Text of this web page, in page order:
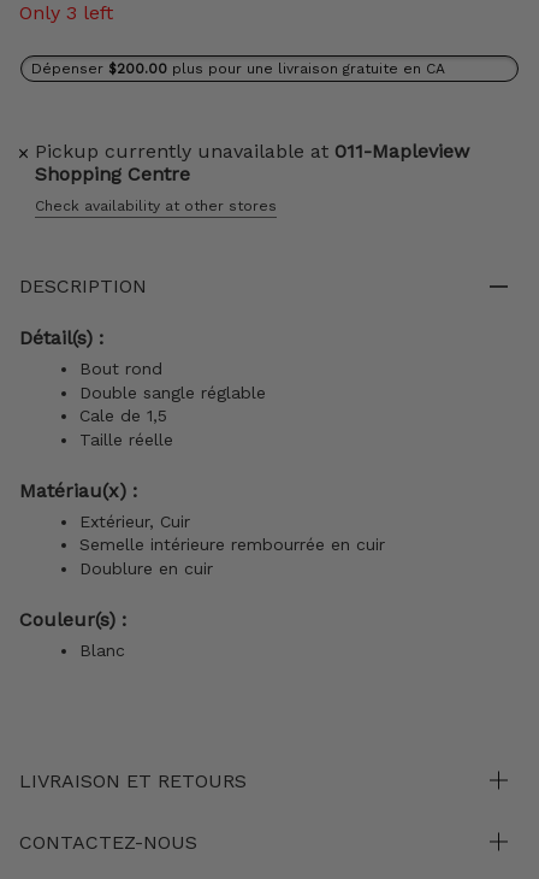
Only 3 left
Dépenser $200.00 plus pour une livraison gratuite en CA
Pickup currently unavailable at 011-Mapleview
Shopping Centre
Check availability at other stores
DESCRIPTION
Détail(s) :
Bout rond
Double sangle réglable
Cale de 1,5
Taille réelle
Matériau(x) :
Extérieur, Cuir
Semelle intérieure rembourrée en cuir
Doublure en cuir
Couleur(s) :
Blanc
LIVRAISON ET RETOURS
CONTACTEZ-NOUS